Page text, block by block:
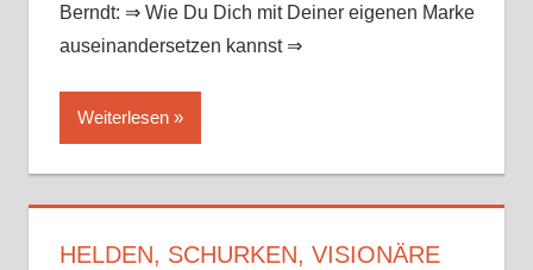
Berndt: ⇒ Wie Du Dich mit Deiner eigenen Marke
auseinandersetzen kannst ⇒
Weiterlesen
HELDEN, SCHURKEN, VISIONÄRE